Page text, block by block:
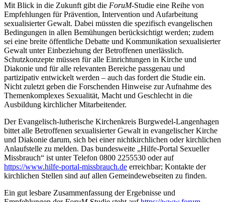
Mit Blick in die Zukunft gibt die ForuM-Studie eine Reihe von
Empfehlungen für Prävention, Intervention und Aufarbeitung
sexualisierter Gewalt. Dabei müssten die spezifisch evangelischen
Bedingungen in allen Bemühungen berücksichtigt werden; zudem
sei eine breite öffentliche Debatte und Kommunikation sexualisierter
Gewalt unter Einbeziehung der Betroffenen unerlässlich.
Schutzkonzepte müssen für alle Einrichtungen in Kirche und
Diakonie und für alle relevanten Bereiche passgenau und
partizipativ entwickelt werden – auch das fordert die Studie ein.
Nicht zuletzt geben die Forschenden Hinweise zur Aufnahme des
Themenkomplexes Sexualität, Macht und Geschlecht in die
Ausbildung kirchlicher Mitarbeitender.
Der Evangelisch-lutherische Kirchenkreis Burgwedel-Langenhagen
bittet alle Betroffenen sexualisierter Gewalt in evangelischer Kirche
und Diakonie darum, sich bei einer nichtkirchlichen oder kirchlichen
Anlaufstelle zu melden. Das bundesweite „Hilfe-Portal Sexueller
Missbrauch“ ist unter Telefon 0800 2255530 oder auf
https://www.hilfe-portal-missbrauch.de erreichbar; Kontakte der
kirchlichen Stellen sind auf allen Gemeindewebseiten zu finden.
Ein gut lesbare Zusammenfassung der Ergebnisse und